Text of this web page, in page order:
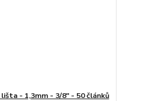
- 1,3mm - 3/8" - 50 článků